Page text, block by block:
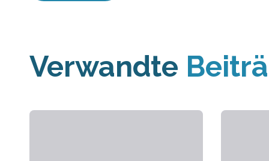
Verwandte